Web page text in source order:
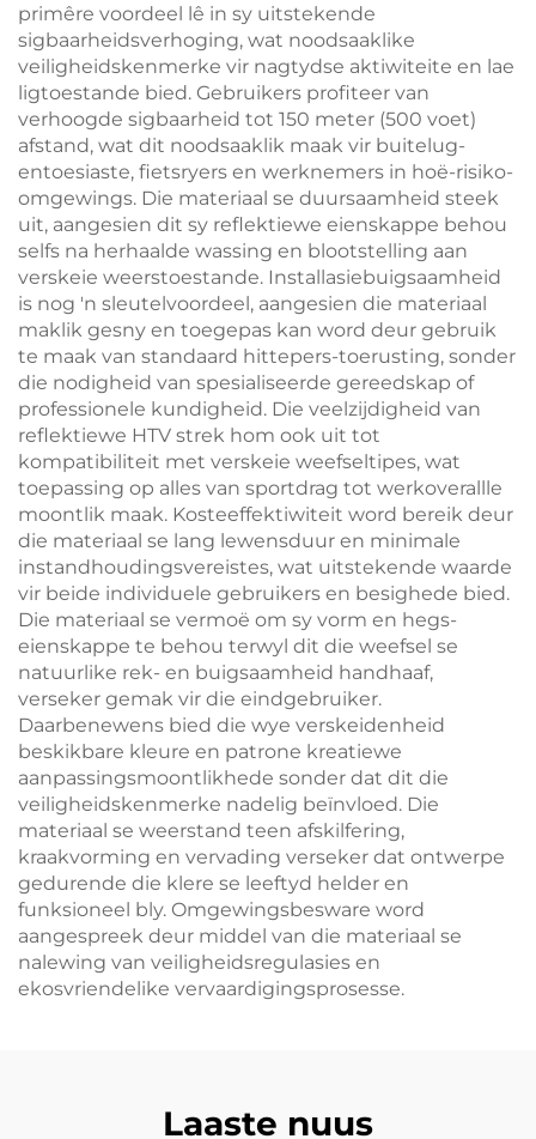
primêre voordeel lê in sy uitstekende
sigbaarheidsverhoging, wat noodsaaklike
veiligheidskenmerke vir nagtydse aktiwiteite en lae
ligtoestande bied. Gebruikers profiteer van
verhoogde sigbaarheid tot 150 meter (500 voet)
afstand, wat dit noodsaaklik maak vir buitelug-
entoesiaste, fietsryers en werknemers in hoë-risiko-
omgewings. Die materiaal se duursaamheid steek
uit, aangesien dit sy reflektiewe eienskappe behou
selfs na herhaalde wassing en blootstelling aan
verskeie weerstoestande. Installasiebuigsaamheid
is nog 'n sleutelvoordeel, aangesien die materiaal
maklik gesny en toegepas kan word deur gebruik
te maak van standaard hittepers-toerusting, sonder
die nodigheid van spesialiseerde gereedskap of
professionele kundigheid. Die veelzijdigheid van
reflektiewe HTV strek hom ook uit tot
kompatibiliteit met verskeie weefseltipes, wat
toepassing op alles van sportdrag tot werkoverallle
moontlik maak. Kosteeffektiwiteit word bereik deur
die materiaal se lang lewensduur en minimale
instandhoudingsvereistes, wat uitstekende waarde
vir beide individuele gebruikers en besighede bied.
Die materiaal se vermoë om sy vorm en hegs-
eienskappe te behou terwyl dit die weefsel se
natuurlike rek- en buigsaamheid handhaaf,
verseker gemak vir die eindgebruiker.
Daarbenewens bied die wye verskeidenheid
beskikbare kleure en patrone kreatiewe
aanpassingsmoontlikhede sonder dat dit die
veiligheidskenmerke nadelig beïnvloed. Die
materiaal se weerstand teen afskilfering,
kraakvorming en vervading verseker dat ontwerpe
gedurende die klere se leeftyd helder en
funksioneel bly. Omgewingsbesware word
aangespreek deur middel van die materiaal se
nalewing van veiligheidsregulasies en
ekosvriendelike vervaardigingsprosesse.
Laaste nuus